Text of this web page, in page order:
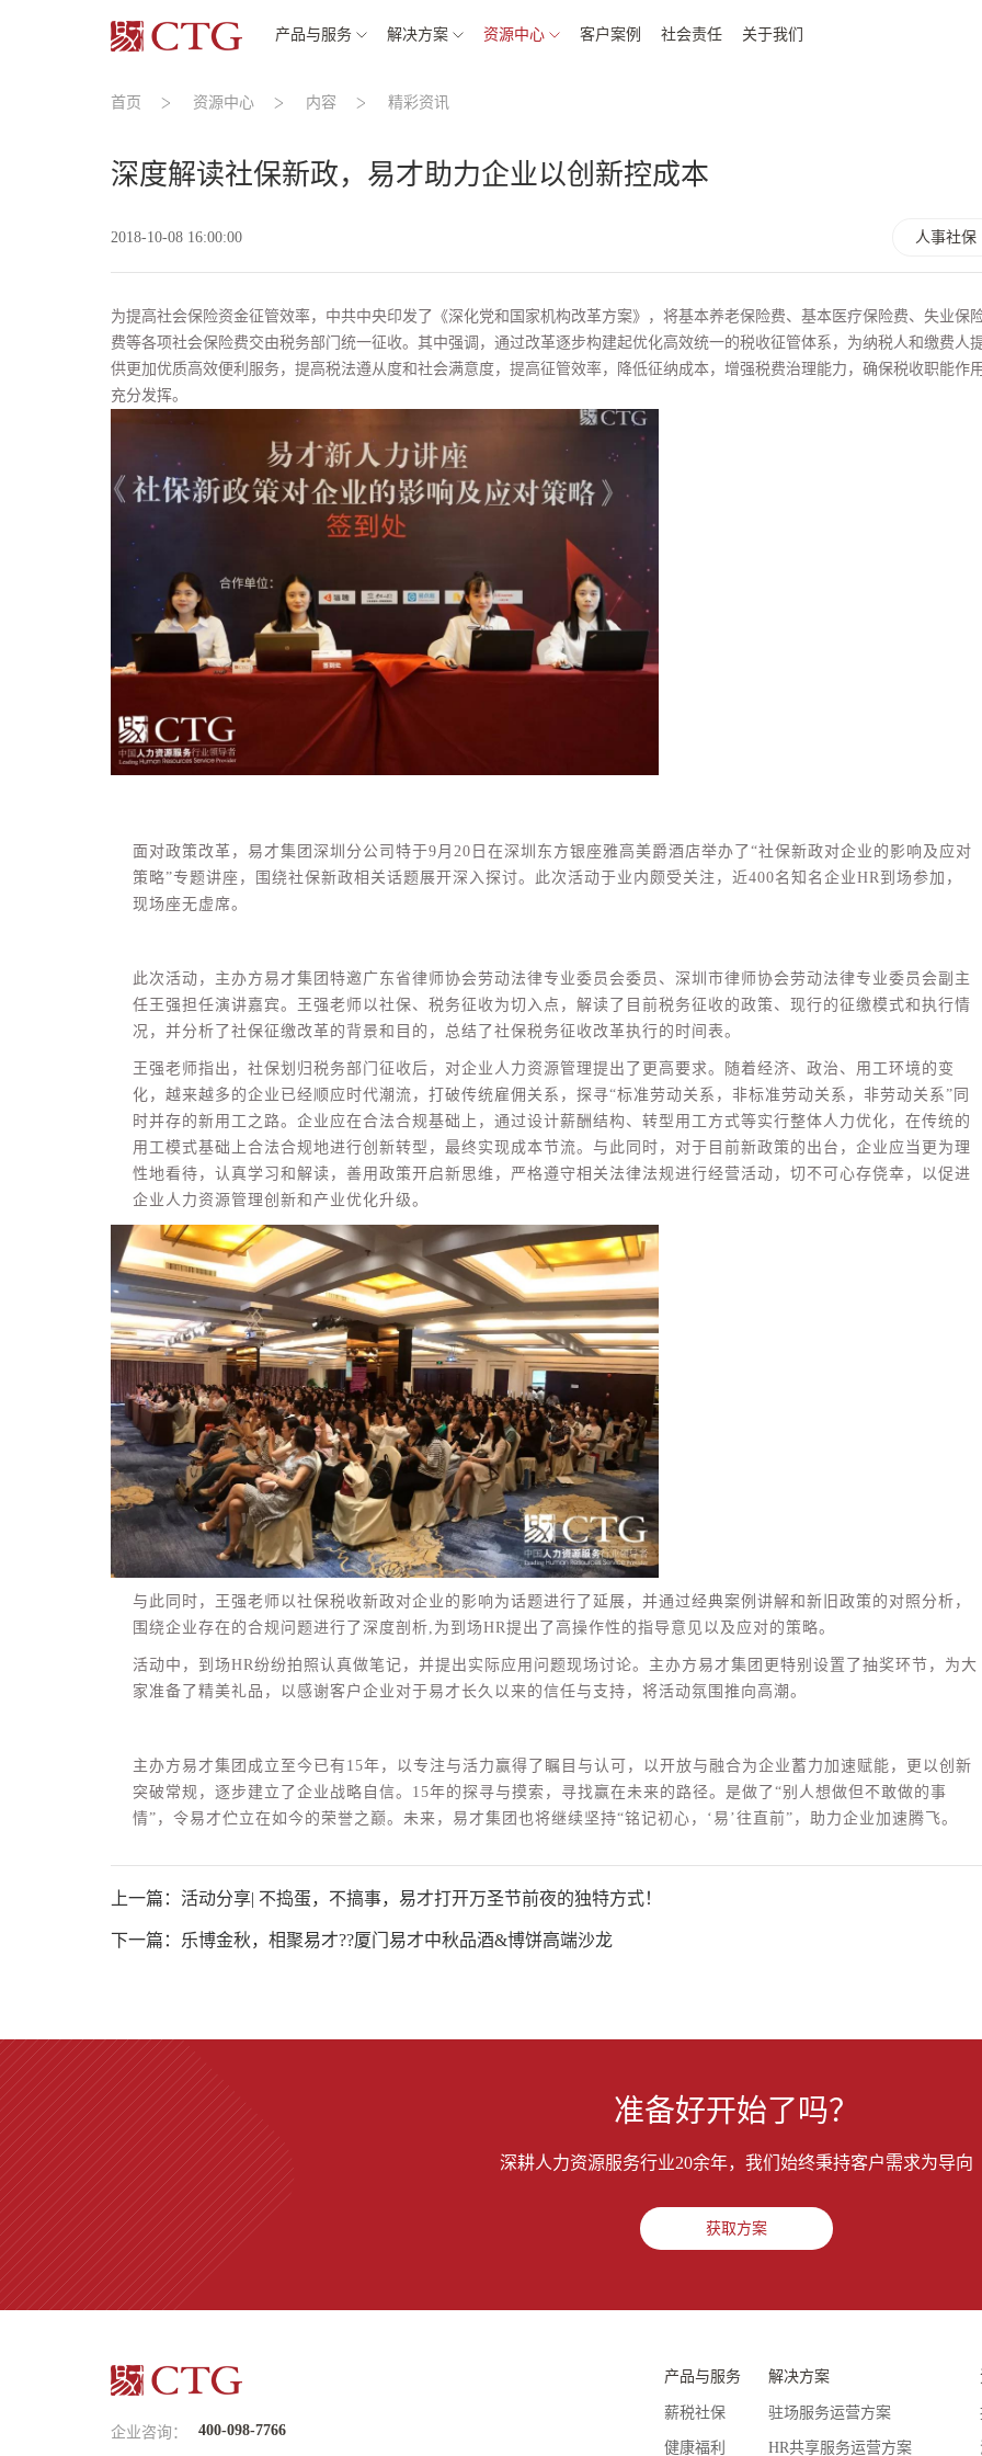
产品与服务 解决方案 资源中心 客户案例 社会责任 关于我们
首页 资源中心 内容 精彩资讯
深度解读社保新政，易才助力企业以创新控成本
2018-10-08 16:00:00 人事社保
为提高社会保险资金征管效率，中共中央印发了《深化党和国家机构改革方案》，将基本养老保险费、基本医疗保险费、失业保
费等各项社会保险费交由税务部门统一征收。其中强调，通过改革逐步构建起优化高效统一的税收征管体系，为纳税人和缴费人
供更加优质高效便利服务，提高税法遵从度和社会满意度，提高征管效率，降低征纳成本，增强税费治理能力，确保税收职能作用
充分发挥。
面对政策改革，易才集团深圳分公司特于9月20日在深圳东方银座雅高美爵酒店举办了“社保新政对企业的影响及应对
策略”专题讲座，围绕社保新政相关话题展开深入探讨。此次活动于业内颇受关注，近400名知名企业HR到场参加，
现场座无虚席。
此次活动，主办方易才集团特邀广东省律师协会劳动法律专业委员会委员、深圳市律师协会劳动法律专业委员会副主
任王强担任演讲嘉宾。王强老师以社保、税务征收为切入点，解读了目前税务征收的政策、现行的征缴模式和执行情
况，并分析了社保征缴改革的背景和目的，总结了社保税务征收改革执行的时间表。
王强老师指出，社保划归税务部门征收后，对企业人力资源管理提出了更高要求。随着经济、政治、用工环境的变
化，越来越多的企业已经顺应时代潮流，打破传统雇佣关系，探寻“标准劳动关系，非标准劳动关系，非劳动关系”同
时并存的新用工之路。企业应在合法合规基础上，通过设计薪酬结构、转型用工方式等实行整体人力优化，在传统的
用工模式基础上合法合规地进行创新转型，最终实现成本节流。与此同时，对于目前新政策的出台，企业应当更为理
性地看待，认真学习和解读，善用政策开启新思维，严格遵守相关法律法规进行经营活动，切不可心存侥幸，以促进
企业人力资源管理创新和产业优化升级。
与此同时，王强老师以社保税收新政对企业的影响为话题进行了延展，并通过经典案例讲解和新旧政策的对照分析，
围绕企业存在的合规问题进行了深度剖析,为到场HR提出了高操作性的指导意见以及应对的策略。
活动中，到场HR纷纷拍照认真做笔记，并提出实际应用问题现场讨论。主办方易才集团更特别设置了抽奖环节，为大
家准备了精美礼品，以感谢客户企业对于易才长久以来的信任与支持，将活动氛围推向高潮。
主办方易才集团成立至今已有15年，以专注与活力赢得了瞩目与认可，以开放与融合为企业蓄力加速赋能，更以创新
突破常规，逐步建立了企业战略自信。15年的探寻与摸索，寻找赢在未来的路径。是做了“别人想做但不敢做的事
情”，令易才伫立在如今的荣誉之巅。未来，易才集团也将继续坚持“铭记初心，‘易’往直前”，助力企业加速腾飞。
上一篇：活动分享| 不捣蛋，不搞事，易才打开万圣节前夜的独特方式！
下一篇：乐博金秋，相聚易才??厦门易才中秋品酒&博饼高端沙龙
准备好开始了吗？
深耕人力资源服务行业20余年，我们始终秉持客户需求为导向
获取方案
企业咨询： 400-098-7766
产品与服务
薪税社保
健康福利
解决方案
驻场服务运营方案
HR共享服务运营方案
服务热线